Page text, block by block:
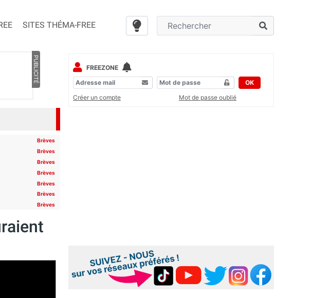
SITES THÉMA-FREE
PUBLICITÉ
Brèves
Brèves
Brèves
Brèves
Brèves
Brèves
Brèves
FREEZONE
OK
Créer un compte
Mot de passe oublié